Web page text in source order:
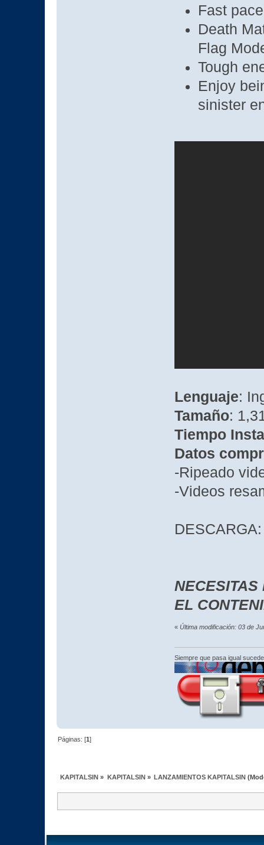
Fast
Death
Flag
Tough
Enjoy
sinister
Lenguaje:
Tamaño:
Tiempo
Datos
-Ripeado
-Videos
DESCARGA:
NECESITAS
EL
« Última modificación: 03 de
Siempre que pasa igual
Páginas: [1]
KAPITALSIN » KAPITALSIN» LANZAMIENTOS KAPITALSIN